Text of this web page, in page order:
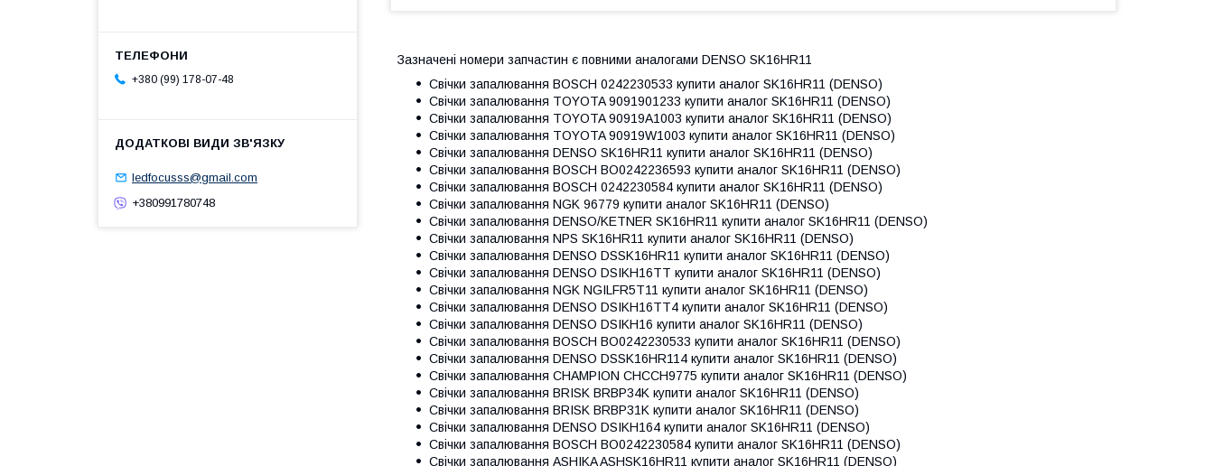
Зазначені номери запчастин є повними аналогами DENSO SK16HR11
Свічки запалювання BOSCH 0242230533 купити аналог SK16HR11 (DENSO)
Свічки запалювання TOYOTA 9091901233 купити аналог SK16HR11 (DENSO)
Свічки запалювання TOYOTA 90919A1003 купити аналог SK16HR11 (DENSO)
Свічки запалювання TOYOTA 90919W1003 купити аналог SK16HR11 (DENSO)
Свічки запалювання DENSO SK16HR11 купити аналог SK16HR11 (DENSO)
Свічки запалювання BOSCH BO0242236593 купити аналог SK16HR11 (DENSO)
Свічки запалювання BOSCH 0242230584 купити аналог SK16HR11 (DENSO)
Свічки запалювання NGK 96779 купити аналог SK16HR11 (DENSO)
Свічки запалювання DENSO/KETNER SK16HR11 купити аналог SK16HR11 (DENSO)
Свічки запалювання NPS SK16HR11 купити аналог SK16HR11 (DENSO)
Свічки запалювання DENSO DSSK16HR11 купити аналог SK16HR11 (DENSO)
Свічки запалювання DENSO DSIKH16TT купити аналог SK16HR11 (DENSO)
Свічки запалювання NGK NGILFR5T11 купити аналог SK16HR11 (DENSO)
Свічки запалювання DENSO DSIKH16TT4 купити аналог SK16HR11 (DENSO)
Свічки запалювання DENSO DSIKH16 купити аналог SK16HR11 (DENSO)
Свічки запалювання BOSCH BO0242230533 купити аналог SK16HR11 (DENSO)
Свічки запалювання DENSO DSSK16HR114 купити аналог SK16HR11 (DENSO)
Свічки запалювання CHAMPION CHCCH9775 купити аналог SK16HR11 (DENSO)
Свічки запалювання BRISK BRBP34K купити аналог SK16HR11 (DENSO)
Свічки запалювання BRISK BRBP31K купити аналог SK16HR11 (DENSO)
Свічки запалювання DENSO DSIKH164 купити аналог SK16HR11 (DENSO)
Свічки запалювання BOSCH BO0242230584 купити аналог SK16HR11 (DENSO)
Свічки запалювання ASHIKA ASHSK16HR11 купити аналог SK16HR11 (DENSO)
+380 (99) 178-07-48
ledfocusss@gmail.com
+380991780748